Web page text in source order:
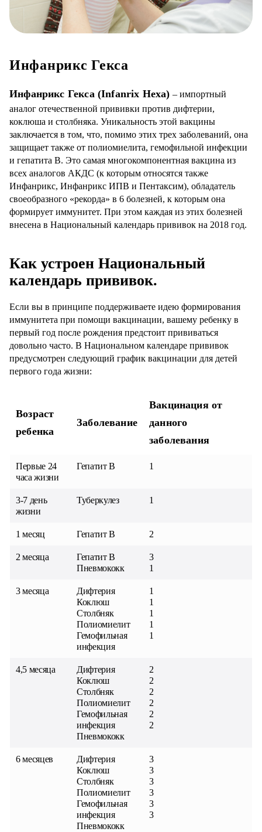
Инфанрикс Гекса
Инфанрикс Гекса (Infanrix Hexa) – импортный
аналог отечественной прививки против дифтерии,
коклюша и столбняка. Уникальность этой вакцины
заключается в том, что, помимо этих трех заболеваний, она
защищает также от полиомиелита, гемофильной инфекции
и гепатита В. Это самая многокомпонентная вакцина из
всех аналогов АКДС (к которым относятся также
Инфанрикс, Инфанрикс ИПВ и Пентаксим), обладатель
своеобразного «рекорда» в 6 болезней, к которым она
формирует иммунитет. При этом каждая из этих болезней
внесена в Национальный календарь прививок на 2018 год.
Как устроен Национальный
календарь прививок.
Если вы в принципе поддерживаете идею формирования
иммунитета при помощи вакцинации, вашему ребенку в
первый год после рождения предстоит прививаться
довольно часто. В Национальном календаре прививок
предусмотрен следующий график вакцинации для детей
первого года жизни:
Возраст
ребенка
Заболевание
Вакцинация от
данного
заболевания
Первые 24
часа жизни
Гепатит В 1
3-7 день
жизни
Туберкулез 1
1 месяц Гепатит В 2
2 месяца
Гепатит В
Пневмококк
3
1
3 месяца
Дифтерия
Коклюш
Столбняк
Полиомиелит
Гемофильная
инфекция
1
1
1
1
1
4,5 месяца
Дифтерия
Коклюш
Столбняк
Полиомиелит
Гемофильная
инфекция
Пневмококк
2
2
2
2
2
2
6 месяцев
Дифтерия
Коклюш
Столбняк
Полиомиелит
Гемофильная
инфекция
Пневмококк
3
3
3
3
3
3